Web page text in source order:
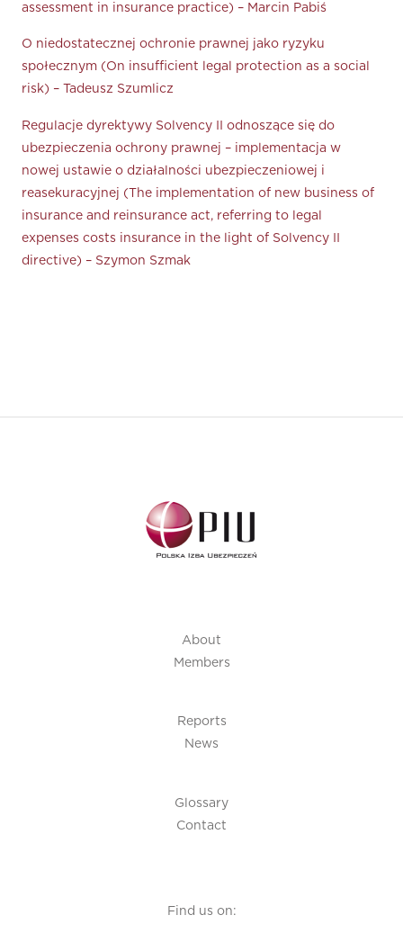
assessment in insurance practice) – Marcin Pabiś
O niedostatecznej ochronie prawnej jako ryzyku
społecznym (On insufficient legal protection as a social
risk) – Tadeusz Szumlicz
Regulacje dyrektywy Solvency II odnoszące się do
ubezpieczenia ochrony prawnej – implementacja w
nowej ustawie o działalności ubezpieczeniowej i
reasekuracyjnej (The implementation of new business of
insurance and reinsurance act, referring to legal
expenses costs insurance in the light of Solvency II
directive) – Szymon Szmak
About
Members
Reports
News
Glossary
Contact
Find us on: